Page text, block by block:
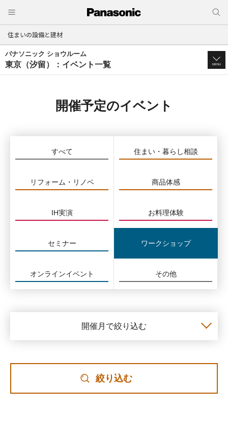
住まいの設備と建材
パナソニック ショウルーム
東京（汐留）：イベント一覧 MENU
開催予定のイベント
すべて 住まい・暮らし相談
リフォーム・リノベ 商品体感
IH実演 お料理体験
セミナー ワークショップ
オンラインイベント その他
開催月で絞り込む
絞り込む